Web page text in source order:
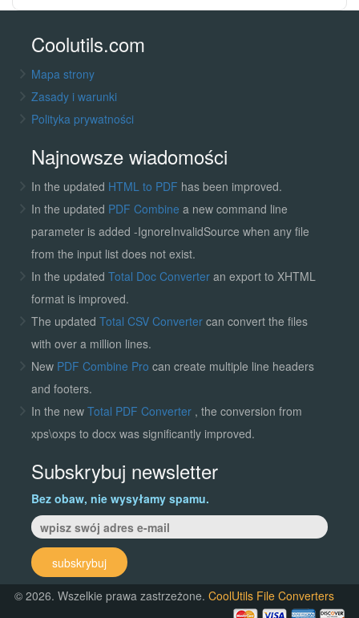
Coolutils.com
Mapa strony
Zasady i warunki
Polityka prywatności
Najnowsze wiadomości
In the updated HTML to PDF has been improved.
In the updated PDF Combine a new command line
parameter is added -IgnoreInvalidSource when any file
from the input list does not exist.
In the updated Total Doc Converter an export to XHTML
format is improved.
The updated Total CSV Convertercan convert the files
with over a million lines.
New PDF Combine Pro can create multiple line headers
and footers.
In the new Total PDF Converter , the conversion from
xps\oxps to docx was significantly improved.
Subskrybuj newsletter
Bez obaw, nie wysyłamy spamu.
subskrybuj
© 2026. Wszelkie prawa zastrzeżone.CoolUtils File Converters